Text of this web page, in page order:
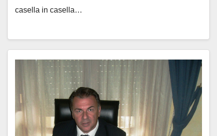
casella in casella…